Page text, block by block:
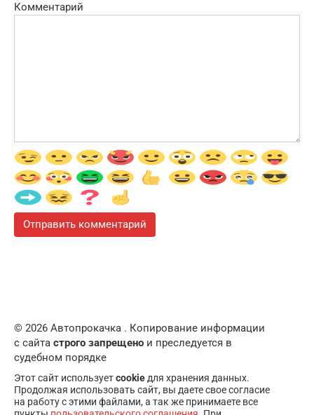
Комментарий
© 2026 Автопрокачка . Копирование информации
с сайта строго запрещено и преследуется в
судебном порядке
Этот сайт используетcookie для хранения данных.
Продолжая использовать сайт, вы даете свое согласие
на работу с этими файлами, а так же принимаете все